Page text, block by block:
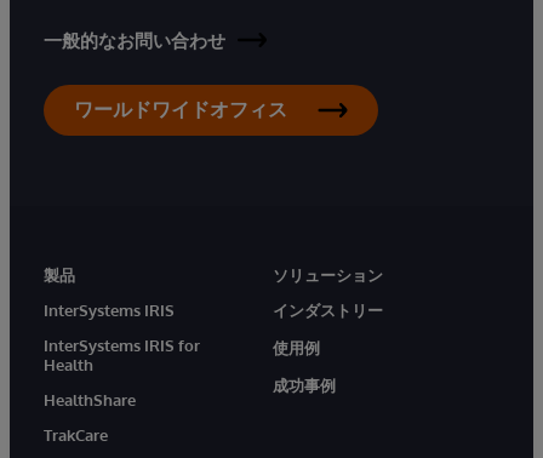
一般的なお問い合わせ
ワールドワイドオフィス
製品
InterSystems IRIS
InterSystems IRIS for
Health
HealthShare
TrakCare
ソリューション
インダストリー
使用例
成功事例